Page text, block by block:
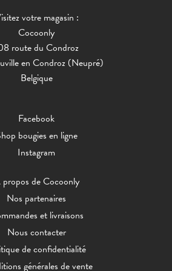
votre magasin :
Cocoonly
route du Condroz
en Condroz (Neupré)
Belgique
Facebook
bougies en ligne
Instagram
de Cocoonly
Nos partenaires
et livraisons
Nous contacter
de confidentialité
générales de vente